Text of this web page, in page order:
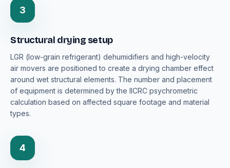
3
Structural drying setup
LGR (low-grain refrigerant) dehumidifiers and high-velocity
air movers are positioned to create a drying chamber effect
around wet structural elements. The number and placement
of equipment is determined by the IICRC psychrometric
calculation based on affected square footage and material
types.
4